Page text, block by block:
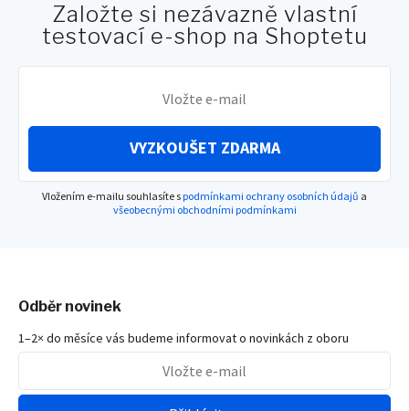
Založte si nezávazně vlastní
testovací e-shop na Shoptetu
VYZKOUŠET ZDARMA
Vložením e-mailu souhlasíte spodmínkami ochrany osobních údajů a
všeobecnými obchodními podmínkami
Odběr novinek
1–2× do měsíce vás budeme informovat o novinkách z oboru